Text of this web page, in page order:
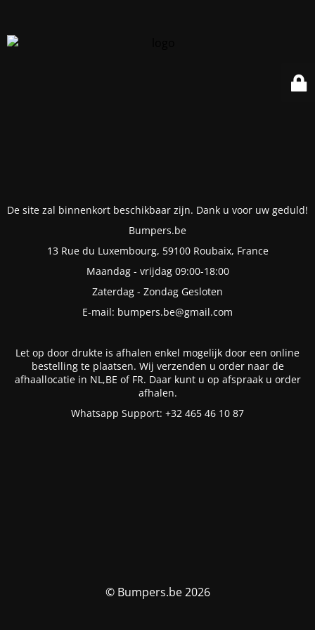
De site zal binnenkort beschikbaar zijn. Dank u voor uw geduld!
Bumpers.be
13 Rue du Luxembourg, 59100 Roubaix, France
Maandag - vrijdag 09:00-18:00
Zaterdag - Zondag Gesloten
E-mail: bumpers.be@gmail.com
Let op door drukte is afhalen enkel mogelijk door een online
bestelling te plaatsen. Wij verzenden u order naar de
afhaallocatie in NL,BE of FR. Daar kunt u op afspraak u order
afhalen.
Whatsapp Support: +32 465 46 10 87
© Bumpers.be 2026